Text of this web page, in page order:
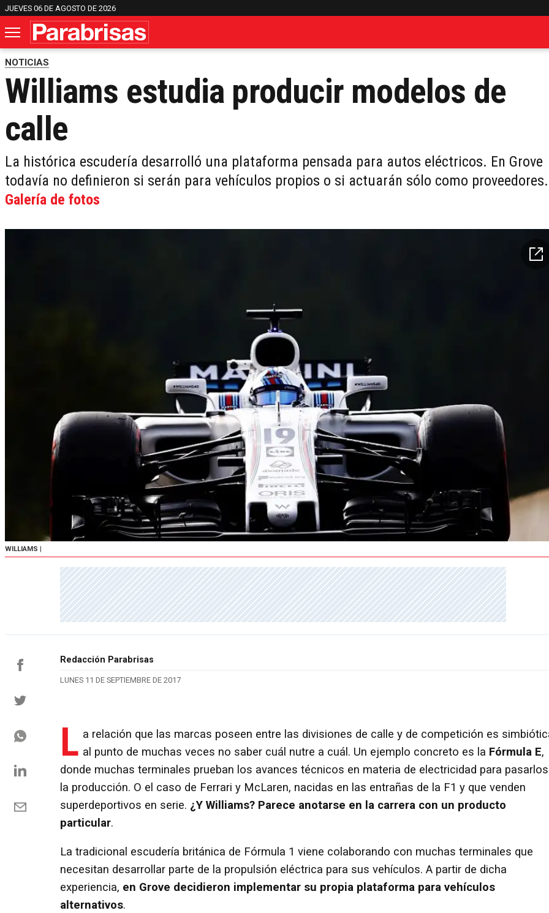
JUEVES 06 DE AGOSTO DE 2026
NOTICIAS
Williams estudia producir modelos de
calle
La histórica escudería desarrolló una plataforma pensada para autos eléctricos. En Grove
todavía no definieron si serán para vehículos propios o si actuarán sólo como proveedores.
Galería de fotos
WILLIAMS |
Redacción Parabrisas
LUNES 11 DE SEPTIEMBRE DE 2017
L a relación que las marcas poseen entre las divisiones de calle y de competición es
al punto de muchas veces no saber cuál nutre a cuál. Un ejemplo concreto es la Fórmula E,
donde muchas terminales prueban los avances técnicos en materia de electricidad para
la producción. O el caso de Ferrari y McLaren, nacidas en las entrañas de la F1 y que venden
superdeportivos en serie. ¿Y Williams? Parece anotarse en la carrera con un producto
particular.
La tradicional escudería británica de Fórmula 1 viene colaborando con muchas terminales que
necesitan desarrollar parte de la propulsión eléctrica para sus vehículos. A partir de dicha
experiencia, en Grove decidieron implementar su propia plataforma para vehículos
alternativos.